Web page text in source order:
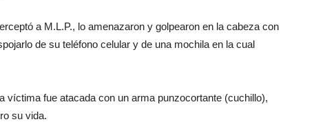
a M.L.P., lo amenazaron y golpearon en la cabeza con
de su teléfono celular y de una mochila en la cual
víctima fue atacada con un arma punzocortante (cuchillo),
su vida.